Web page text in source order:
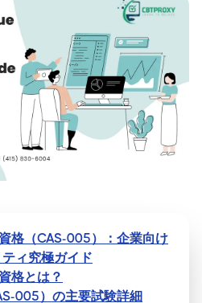
格（CAS-005）：企業向け
ィ究極ガイド
格とは？
005）の主要試験詳細